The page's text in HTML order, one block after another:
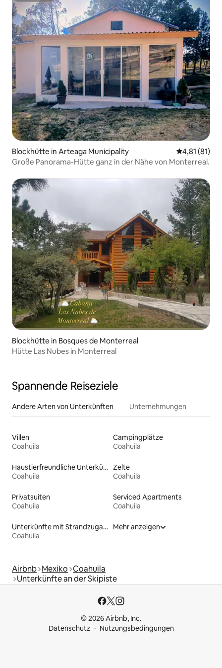
Blockhütte in Arteaga Municipality
4,81 (81)
Große Panorama-Hütte ganz in der Nähe von Monterreal.
Blockhütte in Bosques de Monterreal
Hütte Las Nubes in Monterreal
Spannende Reiseziele
Andere Arten von Unterkünften Unternehmungen
Villen
Coahuila
Campingplätze
Coahuila
Haustierfreundliche Unterkünfte
Coahuila
Zelte
Coahuila
Privatsuiten
Coahuila
Serviced Apartments
Coahuila
Unterkünfte mit Strandzugang
Coahuila
Mehr anzeigen
Airbnb Mexiko Coahuila
Unterkünfte an der Skipiste
© 2026 Airbnb, Inc.
Datenschutz
Nutzungsbedingungen